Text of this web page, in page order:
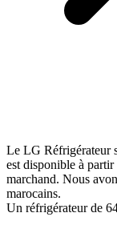
Le LG Réfrigérateur
est disponible à
marchand. Nous
marocains.
Un réfrigérateur de